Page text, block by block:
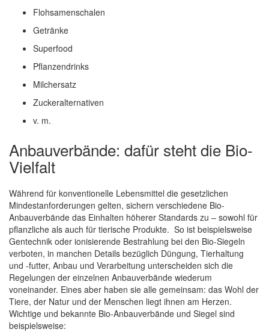
Flohsamenschalen
Getränke
Superfood
Pflanzendrinks
Milchersatz
Zuckeralternativen
v. m.
Anbauverbände: dafür steht die Bio-
Vielfalt
Während für konventionelle Lebensmittel die gesetzlichen
Mindestanforderungen gelten, sichern verschiedene Bio-
Anbauverbände das Einhalten höherer Standards zu – sowohl für
pflanzliche als auch für tierische Produkte. So ist beispielsweise
Gentechnik oder ionisierende Bestrahlung bei den Bio-Siegeln
verboten, in manchen Details bezüglich Düngung, Tierhaltung
und -futter, Anbau und Verarbeitung unterscheiden sich die
Regelungen der einzelnen Anbauverbände wiederum
voneinander. Eines aber haben sie alle gemeinsam: das Wohl der
Tiere, der Natur und der Menschen liegt ihnen am Herzen.
Wichtige und bekannte Bio-Anbauverbände und Siegel sind
beispielsweise: